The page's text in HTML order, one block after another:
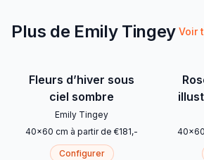
Plus de Emily Tingey Voir
Fleurs d’hiver sous
ciel sombre
Emily Tingey
40x60 cm à partir de €181,-
Configurer
40x60